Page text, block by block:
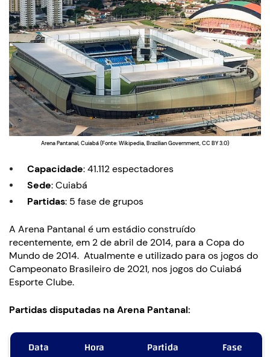
Arena Pantanal, Cuiabá (Fonte: Wikipedia, Brazilian Government, CC BY 3.0)
Capacidade: 41.112 espectadores
Sede: Cuiabá
Partidas: 5 fase de grupos
A Arena Pantanal é um estádio construído
recentemente, em 2 de abril de 2014, para a Copa do
Mundo de 2014. Atualmente e utilizado para os jogos do
Campeonato Brasileiro de 2021, nos jogos do Cuiabá
Esporte Clube.
Partidas disputadas na Arena Pantanal:
Data Hora Partida Fase